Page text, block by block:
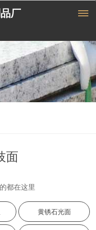
厂
面
都在这里
黄锈石光面